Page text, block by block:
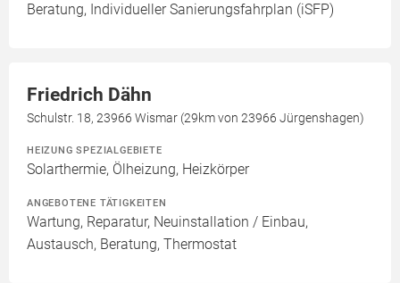
Beratung, Individueller Sanierungsfahrplan (iSFP)
Friedrich Dähn
Schulstr. 18, 23966 Wismar (29km von 23966 Jürgenshagen)
HEIZUNG SPEZIALGEBIETE
Solarthermie, Ölheizung, Heizkörper
ANGEBOTENE TÄTIGKEITEN
Wartung, Reparatur, Neuinstallation / Einbau,
Austausch, Beratung, Thermostat